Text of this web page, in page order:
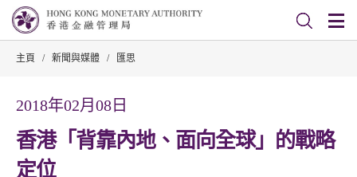
主頁 / 新聞與媒體 / 匯思
2018年02月08日
香港「背靠內地、面向全球」的戰略
定位